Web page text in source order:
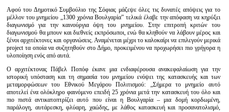
Αφού του Δημοτικό Συμβούλιο της Σόφιας μάζεψε όλες τις δυνατές απόψεις για το
μέλλον του μνημείου „1300 χρόνια Βουλγαρία” τελικά έλαβε την απόφαση να κηρύξει
διαγωνισμό για την καινούργια όψη του μνημείου. Στην επιτροπή κριτών του
διαγωνισμού θα μπουν και διεθνείς εκπρόσωποι, ενώ θα κληθούν να λάβουν μέρος και
ξένοι αρχιτέκτονες και οργανώσεις. Αναμένεται μέχρι το καλοκαίρι να επιλεγούν μερικά
project τα οποία να συζητηθούν στο Δήμο, προκειμένου να προχωρήσει πιο γρήγορα η
υλοποίηση ενός από αυτά.
Ο αρχιτέκτονας Πάβελ Ποπόφ έκανε μια ενδιαφέρουσα ανακεφαλαίωση για την
ιστορική υπόσταση και τη σημασία του μνημείου ενόψει της κατασκευής και των
μεταμορφώσεων του Εθνικού Μεγάρου Πολιτισμού: „Σήμερα το μνημείο αυτό
αποτελεί ένα ολόκληρο φαινόμενο επειδή 25 χρόνια μετά την κατασκευή του όλο και
πιο πιστά αντικατοπτρίζει αυτό που είναι η Βουλγαρία – μια δομή κορδωμένη,
παράλογη, αυτάρεσκη, φλύαρη, χαώδης, με λάθος κατασκευή και προσανατολισμό,